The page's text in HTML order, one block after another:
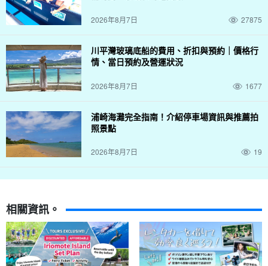
2026年8月7日 27875
川平灣玻璃底船的費用、折扣與預約｜價格行
情、當日預約及營運狀況
2026年8月7日 1677
浦崎海灘完全指南！介紹停車場資訊與推薦拍
照景點
2026年8月7日 19
相關資訊。